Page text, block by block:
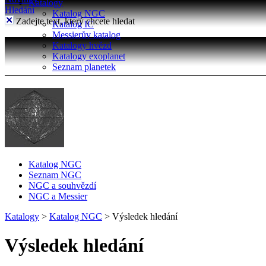
Katalogy
Katalog NGC
Katalog IC
Messierův katalog
Katalogy hvězd
Katalogy exoplanet
Seznam planetek
Hledání
Zadejte text, který chcete hledat
Katalog NGC
Seznam NGC
NGC a souhvězdí
NGC a Messier
Katalogy > Katalog NGC > Výsledek hledání
Výsledek hledání